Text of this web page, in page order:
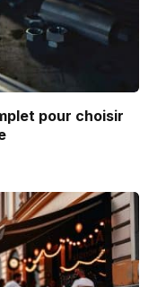
pour choisir